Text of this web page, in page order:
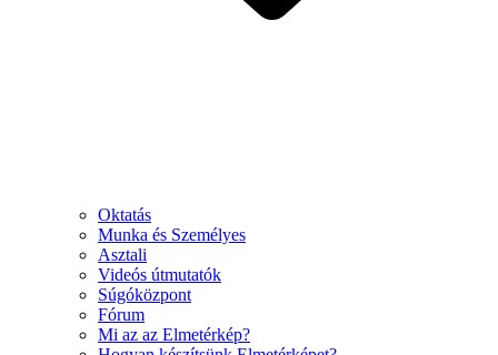
Oktatás
Munka és Személyes
Asztali
Videós útmutatók
Súgóközpont
Fórum
Mi az az Elmetérkép?